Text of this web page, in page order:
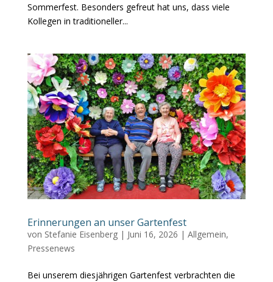
Sommerfest. Besonders gefreut hat uns, dass viele
Kollegen in traditioneller...
Erinnerungen an unser Gartenfest
von Stefanie Eisenberg| Juni 16, 2026 | Allgemein,
Pressenews
Bei unserem diesjährigen Gartenfest verbrachten die